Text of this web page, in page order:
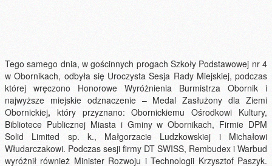
Tego samego dnia, w gościnnych progach Szkoły Podstawowej nr 4
w Obornikach, odbyła się Uroczysta Sesja Rady Miejskiej, podczas
której wręczono Honorowe Wyróżnienia Burmistrza Obornik i
najwyższe miejskie odznaczenie – Medal Zasłużony dla Ziemi
Obornickiej, który przyznano: Obornickiemu Ośrodkowi Kultury,
Bibliotece Publicznej Miasta i Gminy w Obornikach, Firmie DPM
Solid Limited sp. k., Małgorzacie Ludzkowskiej i Michałowi
Włudarczakowi. Podczas sesji firmy DT SWISS, Rembudex i Warbud
wyróżnił również Minister Rozwoju i Technologii Krzysztof Paszyk.